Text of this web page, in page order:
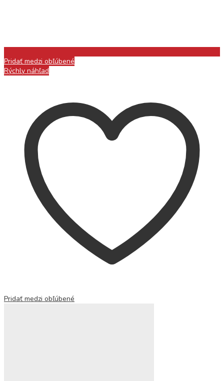
Pridať medzi obľúbené
Rýchly náhľad
Pridať medzi obľúbené